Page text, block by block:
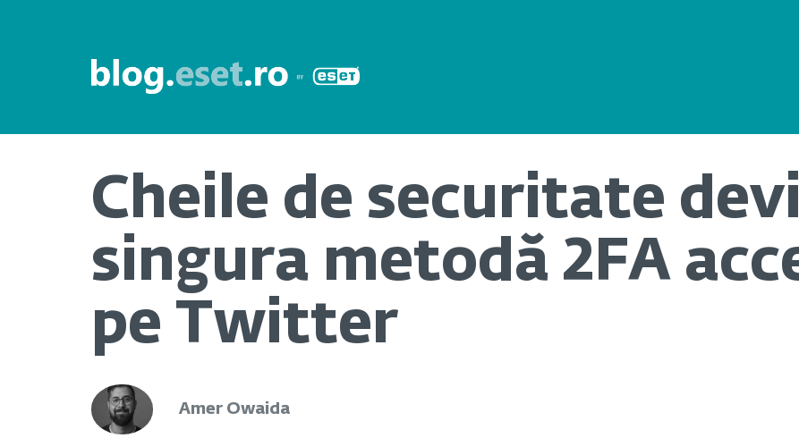
Cheile de securitate
singura metodă 2FA
pe Twitter
Amer Owaida